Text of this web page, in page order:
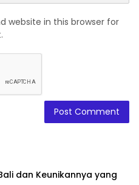
website in this browser for
dan Keunikannya yang